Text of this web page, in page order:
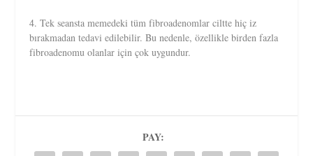
4. Tek seansta memedeki tüm fibroadenomlar ciltte hiç iz
bırakmadan tedavi edilebilir. Bu nedenle, özellikle birden fazla
fibroadenomu olanlar için çok uygundur.
PAY: